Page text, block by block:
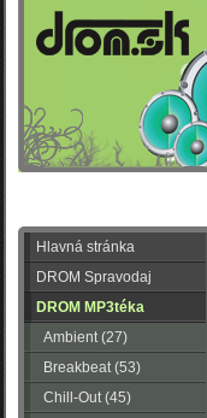
Hlavná stránka
DROM Spravodaj
DROM MP3téka
Ambient (27)
Breakbeat (53)
Chill-Out (45)